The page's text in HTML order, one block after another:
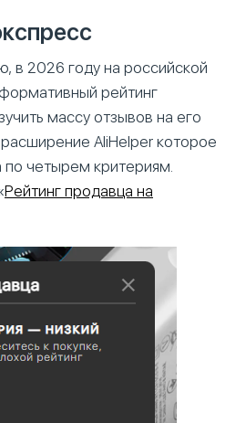
в 2026 году на российской
рейтинг
массу отзывов на его
AliHelper которое
по четырем критериям.
Рейтинг продавца на